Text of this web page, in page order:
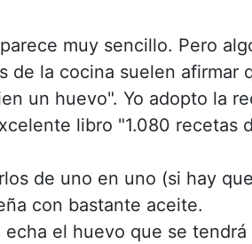
muy sencillo. Pero
de la cocina suelen afirmar
un huevo". Yo adopto la
libro "1.080 recetas
de uno en uno (si hay
con bastante aceite.
el huevo que se tendrá